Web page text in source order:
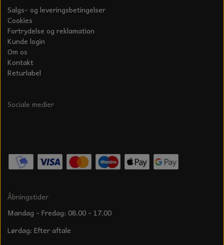
Salgs- og leveringsbetingelser
Cookies
Fortrydelse og reklamation
Kunde login
Om os
Kontakt
Returlabel
Sociale medier
Åbningstider
Mandag - Fredag: 08.00 - 17.00
Lørdag: Efter aftale